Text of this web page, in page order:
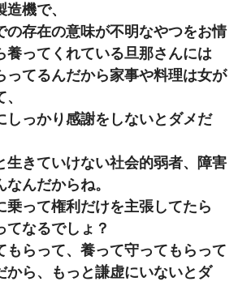
機で、
の存在の意味が不明なやつをお情
養ってくれている旦那さんには
ってるんだから家事や料理は女が
しっかり感謝をしないとダメだ
生きていけない社会的弱者、障害
んだからね。
乗って権利だけを主張してたら
てなるでしょ？
もらって、養って守ってもらって
から、もっと謙虚にいないとダ